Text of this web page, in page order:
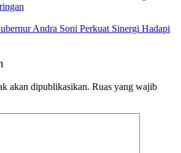
Andra Soni Perkuat Sinergi Hadapi
akan dipublikasikan. Ruas yang wajib